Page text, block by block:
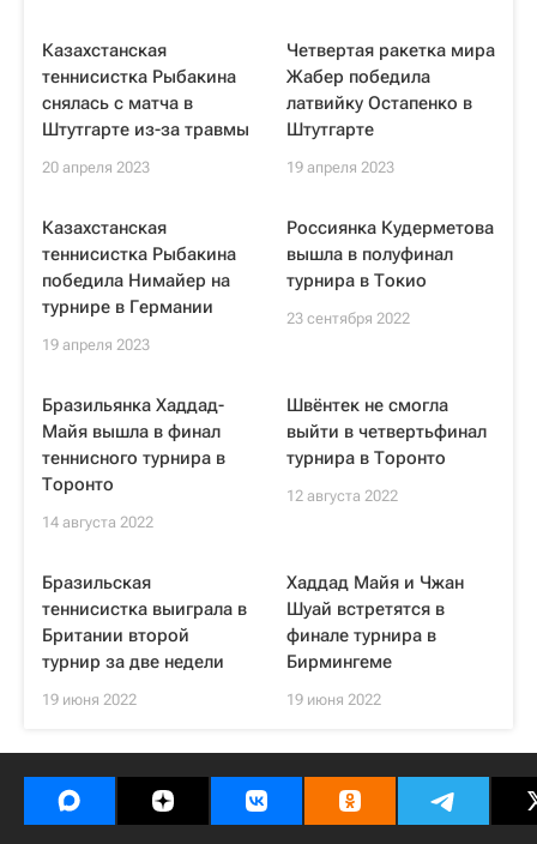
Казахстанская
теннисистка Рыбакина
снялась с матча в
Штутгарте из-за травмы
20 апреля 2023
Четвертая ракетка мира
Жабер победила
латвийку Остапенко в
Штутгарте
19 апреля 2023
Казахстанская
теннисистка Рыбакина
победила Нимайер на
турнире в Германии
19 апреля 2023
Россиянка Кудерметова
вышла в полуфинал
турнира в Токио
23 сентября 2022
Бразильянка Хаддад-
Майя вышла в финал
теннисного турнира в
Торонто
14 августа 2022
Швёнтек не смогла
выйти в четвертьфинал
турнира в Торонто
12 августа 2022
Бразильская
теннисистка выиграла в
Британии второй
турнир за две недели
19 июня 2022
Хаддад Майя и Чжан
Шуай встретятся в
финале турнира в
Бирмингеме
19 июня 2022